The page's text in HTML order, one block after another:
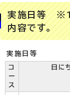
実施日等 ※1
内容です。
実施日等
コ
ー
ス
日に